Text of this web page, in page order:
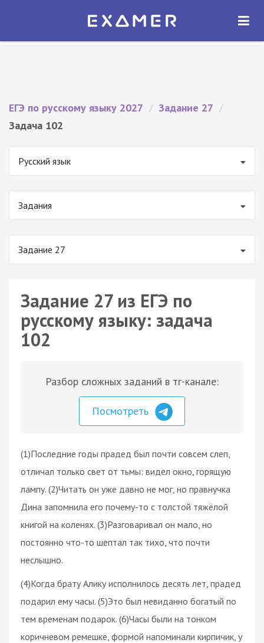
Экзамер — ЕГЭ 2027
ОТКРЫТЬ
ЕГЭ по русскому языку 2027 / Задание 27 /
Задача 102
Русский язык
Задания
Задание 27
Задание 27 из ЕГЭ по
русскому языку: задача
102
Разбор сложных заданий в тг-канале:
Посмотреть
(1)Последние годы прадед был почти совсем слеп,
отличал только свет от тьмы: видел окно, горящую
лампу. (2)Читать он уже давно не мог, но правнучка
Дина запомнила его почему-то с толстой тяжёлой
книгой на коленях. (3)Разговаривал он мало, но
постоянно что-то шептал так тихо, что почти
неслышно.
(4)Когда брату Алику исполнилось десять лет, прадед
подарил ему часы. (5)Это был невиданно богатый по
тем временам подарок. (6)Часы были на тонком
коричневом ремешке, формой напоминали кирпичик, у